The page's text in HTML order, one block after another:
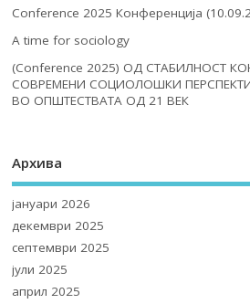
Conference 2025 Конференција
A time for sociology
(Conference 2025) ОД СТАБИЛНОСТ
СОВРЕМЕНИ СОЦИОЛОШКИ
ВО ОПШТЕСТВАТА ОД 21 ВЕК
Архива
јануари 2026
декември 2025
септември 2025
јули 2025
април 2025